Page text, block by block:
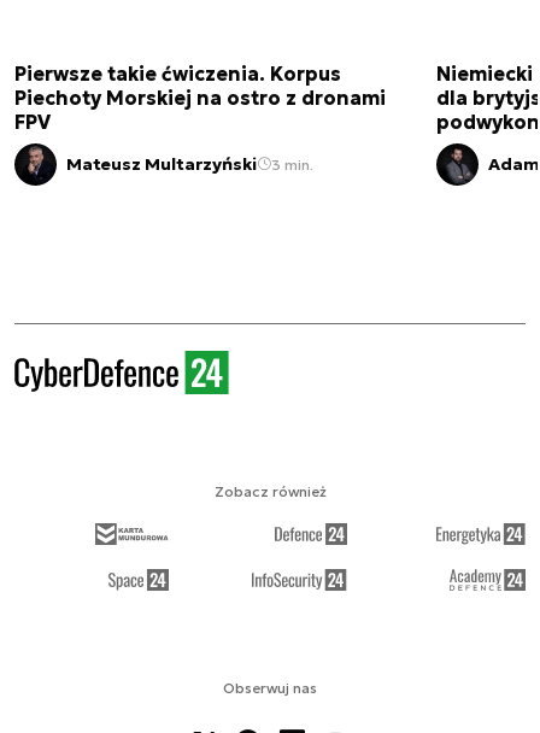
Pierwsze takie ćwiczenia. Korpus
Piechoty Morskiej na ostro z dronami
FPV
Mateusz Multarzyński 3 min.
dla
Obserwuj nas
Zobacz również